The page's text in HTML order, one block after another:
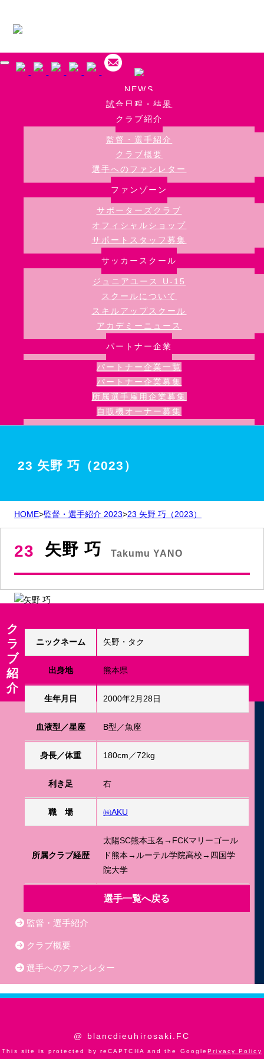
NEWS
試合日程・結果
クラブ紹介
監督・選手紹介
クラブ概要
選手へのファンレター
ファンゾーン
サポーターズクラブ
オフィシャルショップ
サポートスタッフ募集
サッカースクール
ジュニアユース U-15
スクールについて
スキルアップスクール
アカデミーニュース
パートナー企業
パートナー企業一覧
パートナー企業募集
所属選手雇用企業募集
自販機オーナー募集
23 矢野 巧（2023）
HOME>監督・選手紹介 2023>23 矢野 巧（2023）
23 矢野 巧 Takumu YANO
ニックネーム 矢野・タク
出身地 熊本県
生年月日 2000年2月28日
血液型／星座 B型／魚座
身長／体重 180cm／72kg
利き足 右
職 場 ㈱AKU
所属クラブ経歴
太陽SC熊本玉名→FCKマリーゴール
ド熊本→ルーテル学院高校→四国学
院大学
選手一覧へ戻る
ク
ラ
ブ
紹
介
監督・選手紹介
クラブ概要
選手へのファンレター
@ blancdieuhirosaki.FC
This site is protected by reCAPTCHA and the GooglePrivacy Policy